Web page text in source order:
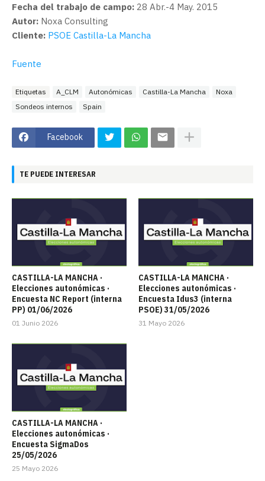
Fecha del trabajo de campo: 28 Abr.-4 May. 2015
Autor: Noxa Consulting
Cliente: PSOE Castilla-La Mancha
Fuente
Etiquetas A_CLM Autonómicas Castilla-La Mancha
Noxa
Sondeos internos
Spain
Facebook
TE PUEDE INTERESAR
CASTILLA-LA MANCHA ·
Elecciones autonómicas ·
Encuesta NC Report (interna
PP) 01/06/2026
01 Junio 2026
CASTILLA-LA MANCHA ·
Elecciones autonómicas ·
Encuesta Idus3 (interna
PSOE) 31/05/2026
31 Mayo 2026
CASTILLA-LA MANCHA ·
Elecciones autonómicas ·
Encuesta SigmaDos
25/05/2026
25 Mayo 2026